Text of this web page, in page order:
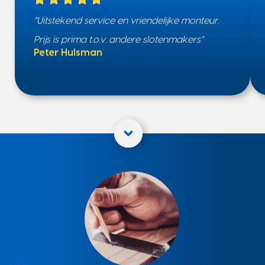
“Uitstekend service en vriendelijke monteur.
Prijs is prima t.o.v. andere slotenmakers”
Peter Hulsman